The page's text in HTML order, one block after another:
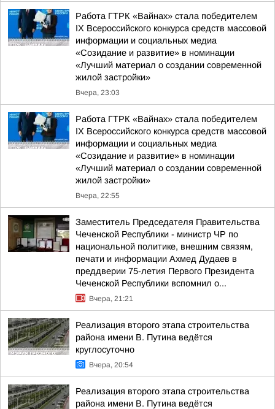
Работа ГТРК «Вайнах» стала победителем
IX Всероссийского конкурса средств массовой
информации и социальных медиа
«Созидание и развитие» в номинации
«Лучший материал о создании современной
жилой застройки»
Вчера, 23:03
Работа ГТРК «Вайнах» стала победителем
IX Всероссийского конкурса средств массовой
информации и социальных медиа
«Созидание и развитие» в номинации
«Лучший материал о создании современной
жилой застройки»
Вчера, 22:55
Заместитель Председателя Правительства
Чеченской Республики - министр ЧР по
национальной политике, внешним связям,
печати и информации Ахмед Дудаев в
преддверии 75-летия Первого Президента
Чеченской Республики вспомнил о...
Вчера, 21:21
Реализация второго этапа строительства
района имени В. Путина ведётся
круглосуточно
Вчера, 20:54
Реализация второго этапа строительства
района имени В. Путина ведётся